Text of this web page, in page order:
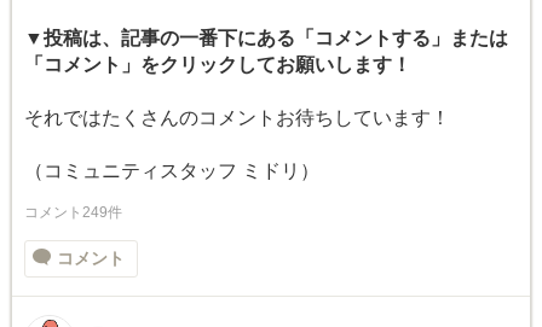
▼投稿は、記事の一番下にある「コメントする」または
「コメント」をクリックしてお願いします！
それではたくさんのコメントお待ちしています！
（コミュニティスタッフ ミドリ）
コメント249件
コメント